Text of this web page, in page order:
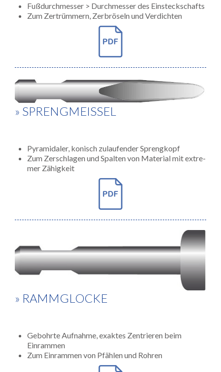
Fußdurchmesser > Durchmesser des Einsteckschafts
Zum Zertrümmern, Zerbröseln und Verdichten
» SPRENGMEISSEL
Pyramidaler, konisch zulaufender Sprengkopf
Zum Zerschlagen und Spalten von Material mit extre-
mer Zähigkeit
» RAMMGLOCKE
Gebohrte Aufnahme, exaktes Zentrieren beim
Einrammen
Zum Einrammen von Pfählen und Rohren